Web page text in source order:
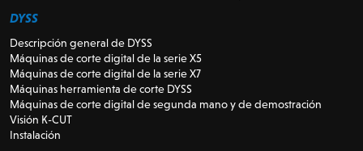
DYSS
Descripción general de DYSS
Máquinas de corte digital de la serie X5
Máquinas de corte digital de la serie X7
Máquinas herramienta de corte DYSS
Máquinas de corte digital de segunda mano y de demostración
Visión K-CUT
Instalación